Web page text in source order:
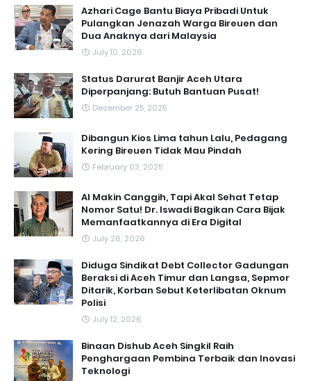
Azhari Cage Bantu Biaya Pribadi Untuk
Pulangkan Jenazah Warga Bireuen dan
Dua Anaknya dari Malaysia
July 10, 2026
Status Darurat Banjir Aceh Utara
Diperpanjang: Butuh Bantuan Pusat!
December 25, 2025
Dibangun Kios Lima tahun Lalu, Pedagang
Kering Bireuen Tidak Mau Pindah
February 03, 2025
AI Makin Canggih, Tapi Akal Sehat Tetap
Nomor Satu! Dr. Iswadi Bagikan Cara Bijak
Memanfaatkannya di Era Digital
July 26, 2026
Diduga Sindikat Debt Collector Gadungan
Beraksi di Aceh Timur dan Langsa, Sepmor
Ditarik, Korban Sebut Keterlibatan Oknum
Polisi
July 12, 2026
Binaan Dishub Aceh Singkil Raih
Penghargaan Pembina Terbaik dan Inovasi
Teknologi